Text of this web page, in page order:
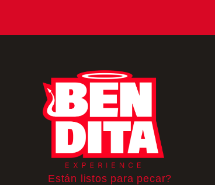
Están listos para pecar?